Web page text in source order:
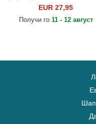
League Essential на New
York Yankees MLB от New
EUR 27,95
Получи го 11 - 12 август